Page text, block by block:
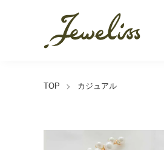
TOP カジュアル